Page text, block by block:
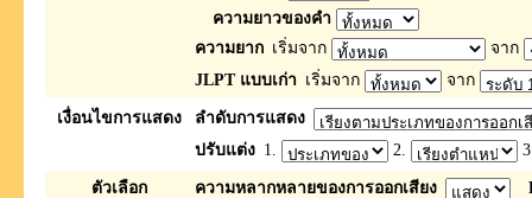
ความยาวของคำ
ความยาก เริ่มจาก
จาก
JLPT แบบเก่า เริ่มจาก จาก
เงื่อนไขการแสดง
ลำดับการแสดง
ปรับแต่ง 1. 2.
ตัวเลือก ความหลากหลายของการออกเสียง